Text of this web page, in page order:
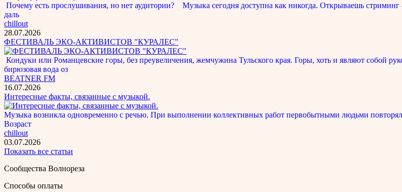
Почему есть прослушивания, но нет аудитории? Музыка сегодня доступна как никогда. Открываешь
даль
chillout
28.07.2026
ФЕСТИВАЛЬ ЭКО-АКТИВИСТОВ "КУРАЛЕС"
Кондуки или Романцевские горы, без преувеличения, жемчужина Тульского края. Горы, хоть и являют собой
бирюзовая вода оз
BEATNER FM
16.07.2026
Интересные факты, связанные с музыкой.
Музыка возникла одновременно с речью. При выполнении коллективных работ первобытными людьми
Возраст
chillout
03.07.2026
Показать все статьи
Сообщества Волнореза
Способы оплаты